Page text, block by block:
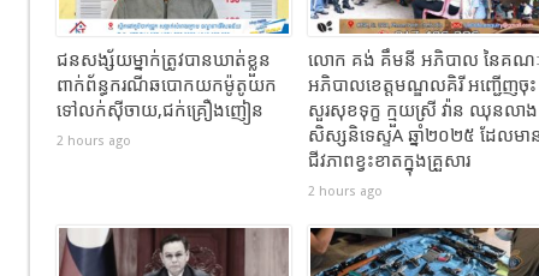
ជនសង្ស័យម្នាក់ត្រូវបានឃាត់ខ្លួន
ពាក់ព័ន្ធករណីឆបោកយកម៉ូតូយក
ទៅលក់ស៊ីចាយ,ជក់គ្រឿងញៀន
2 hours ago
លោក គង់ គឹមនី អភិបាល នៃគណៈ
អភិបាលខេត្តមណ្ឌលគិរី អញ្ជើញចុះ
សួរសុខទុក្ខ ក្មួយស្រី វ៉ាន ឈុនលាង
សិស្សនិទេស្ទA ឆ្នាំ២០២៥ ដែលមា
ជីវភាពខ្វះខាតក្នុងគ្រួសារ
2 hours ago